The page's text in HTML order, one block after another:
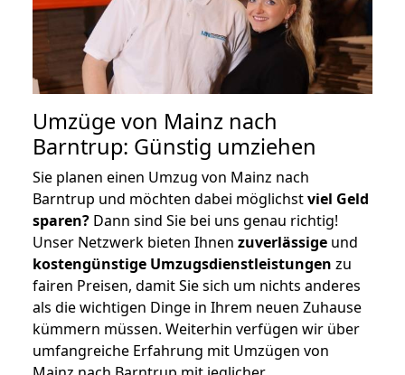
Umzüge von Mainz nach
Barntrup: Günstig umziehen
Sie planen einen Umzug von Mainz nach
Barntrup und möchten dabei möglichstviel Geld
sparen? Dann sind Sie bei uns genau richtig!
Unser Netzwerk bieten Ihnen zuverlässige und
kostengünstige Umzugsdienstleistungen zu
fairen Preisen, damit Sie sich um nichts anderes
als die wichtigen Dinge in Ihrem neuen Zuhause
kümmern müssen. Weiterhin verfügen wir über
umfangreiche Erfahrung mit Umzügen von